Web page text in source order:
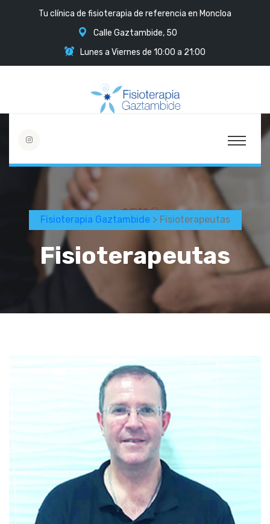
Tu clínica de fisioterapia de referencia en Moncloa
Calle Gaztambide, 50
Lunes a Viernes de 10:00 a 21:00
Fisioterapia Gaztambide> Fisioterapeutas
Fisioterapeutas